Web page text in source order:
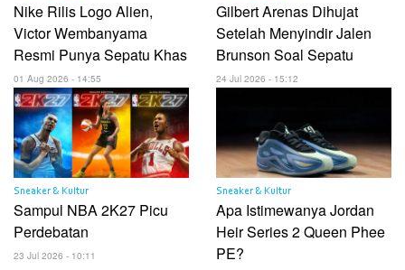
Nike Rilis Logo Alien,
Victor Wembanyama
Resmi Punya Sepatu Khas
01 Aug 2026 - 14:55
Gilbert Arenas Dihujat
Setelah Menyindir Jalen
Brunson Soal Sepatu
24 Jul 2026 - 15:12
Sneaker & Kultur
Sampul NBA 2K27 Picu
Perdebatan
23 Jul 2026 - 10:11
Sneaker & Kultur
Apa Istimewanya Jordan
Heir Series 2 Queen Phee
PE?